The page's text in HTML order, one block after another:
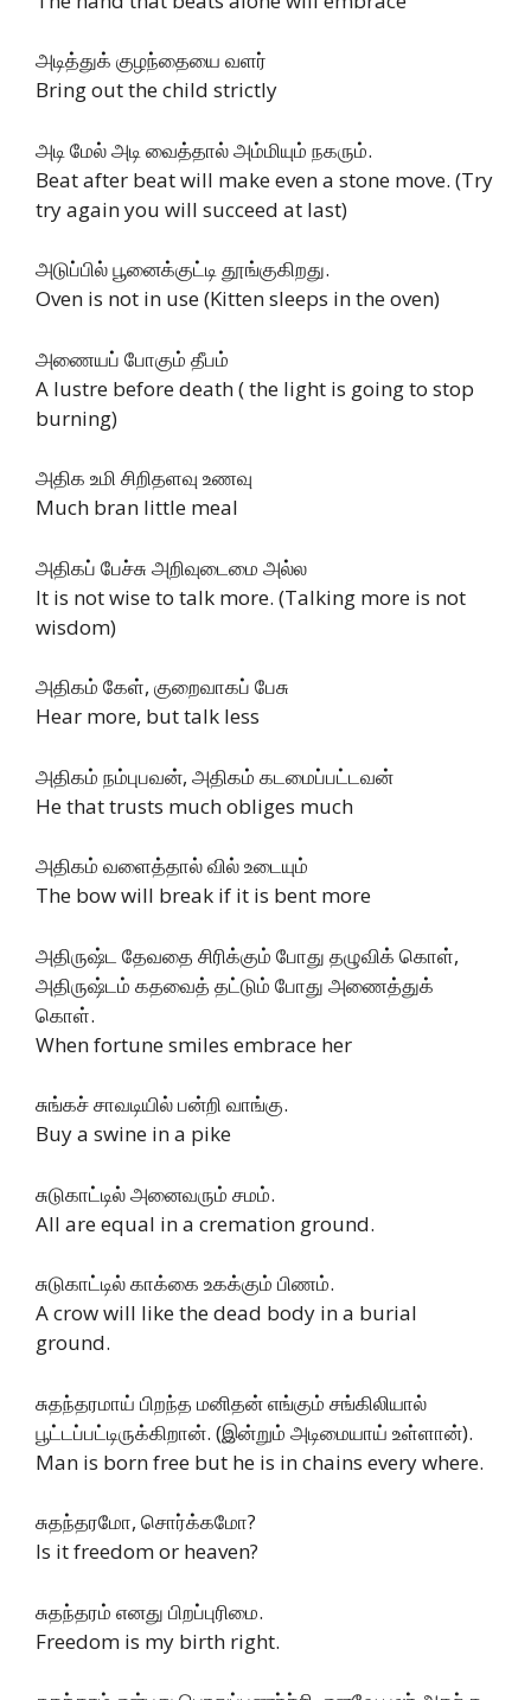
அடித்துக் குழந்தையை வளர்
Bring out the child strictly
அடி மேல் அடி வைத்தால் அம்மியும் நகரும்.
Beat after beat will make even a stone move. (Try
try again you will succeed at last)
அடுப்பில் பூனைக்குட்டி தூங்குகிறது.
Oven is not in use (Kitten sleeps in the oven)
அணையப் போகும் தீபம்
A lustre before death ( the light is going to stop
burning)
அதிக உமி சிறிதளவு உணவு
Much bran little meal
அதிகப் பேச்சு அறிவுடைமை அல்ல
It is not wise to talk more. (Talking more is not
wisdom)
அதிகம் கேள், குறைவாகப் பேசு
Hear more, but talk less
அதிகம் நம்புபவன், அதிகம் கடமைப்பட்டவன்
He that trusts much obliges much
அதிகம் வளைத்தால் வில் உடையும்
The bow will break if it is bent more
அதிருஷ்ட தேவதை சிரிக்கும் போது தழுவிக் கொள்,
அதிருஷ்டம் கதவைத் தட்டும் போது அணைத்துக்
கொள்.
When fortune smiles embrace her
சுங்கச் சாவடியில் பன்றி வாங்கு.
Buy a swine in a pike
சுடுகாட்டில் அனைவரும் சமம்.
All are equal in a cremation ground.
சுடுகாட்டில் காக்கை உகக்கும் பிணம்.
A crow will like the dead body in a burial
ground.
சுதந்தரமாய் பிறந்த மனிதன் எங்கும் சங்கிலியால்
பூட்டப்பட்டிருக்கிறான். (இன்றும் அடிமையாய் உள்ளான்).
Man is born free but he is in chains every where.
சுதந்தரமோ, சொர்க்கமோ?
Is it freedom or heaven?
சுதந்தரம் எனது பிறப்புரிமை.
Freedom is my birth right.